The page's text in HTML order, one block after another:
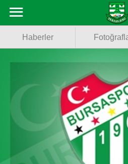
Fotoğraflar
Videolar
Basketbol
Voleybol
Puan Durumu
MENU
Haberler